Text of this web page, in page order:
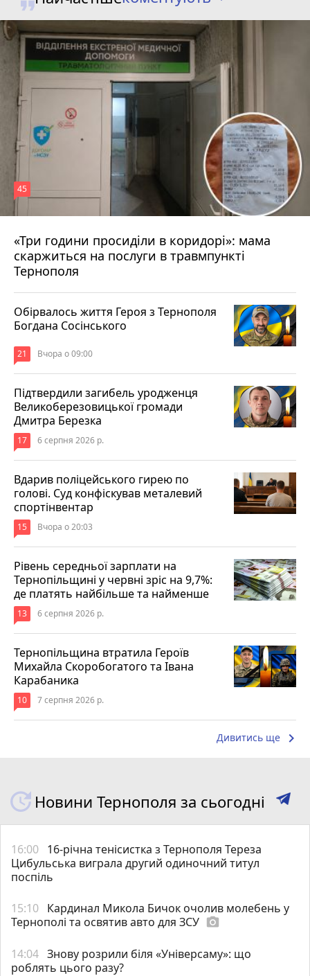
«Три години просиділи в коридорі»: мама
скаржиться на послуги в травмпункті
Тернополя
45
Вчора о 13:05
Обірвалось життя Героя з Тернополя
Богдана Сосінського
21 Вчора о 09:00
Підтвердили загибель уродженця
Великоберезовицької громади
Дмитра Березка
17 6 серпня 2026 р.
Вдарив поліцейського гирею по
голові. Суд конфіскував металевий
спортінвентар
15 Вчора о 20:03
Рівень середньої зарплати на
Тернопільщині у червні зріс на 9,7%:
де платять найбільше та найменше
13 6 серпня 2026 р.
Тернопільщина втратила Героїв
Михайла Скоробогатого та Івана
Карабаника
10 7 серпня 2026 р.
Дивитись ще keyboard_arrow_right
Новини Тернополя за сьогодні
16:00 16-річна тенісистка з Тернополя Тереза
Цибульська виграла другий одиночний титул
поспіль
15:10 Кардинал Микола Бичок очолив молебень у
Тернополі та освятив авто для ЗСУ photo_camera
14:04 Знову розрили біля «Універсаму»: що
роблять цього разу?